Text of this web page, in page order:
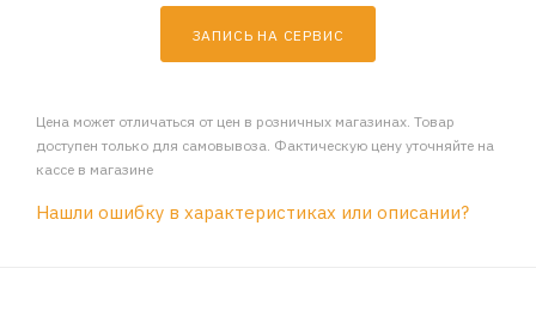
ЗАПИСЬ НА СЕРВИС
Цена может отличаться от цен в розничных магазинах. Товар
доступен только для самовывоза. Фактическую цену уточняйте на
кассе в магазине
Нашли ошибку в характеристиках или описании?